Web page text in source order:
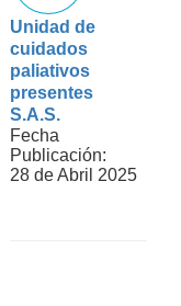
Unidad de
cuidados
paliativos
presentes
S.A.S.
Fecha
Publicación:
28 de Abril 2025